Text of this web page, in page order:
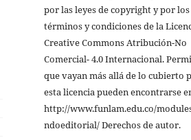
por las leyes de copyright y por los
términos y condiciones de la
Creative Commons Atribución-No
Comercial- 4.0 Internacional.
que vayan más allá de lo cubierto
esta licencia pueden encontrarse
http://www.funlam.edu.co/
ndoeditorial/ Derechos de autor.